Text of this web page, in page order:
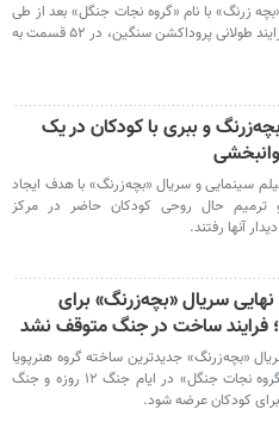
زرنگ» با نام «گروه نجات جنگل» بعد از طی
کردن فرایند طولانی پروداکشن سنگین، در ۵۲ قسمت به
و ببری با کودکان در یک
سینمایی و سریال «بچه‌زرنگ» با هدف ایجاد
ترمیم حال روحی کودکان حاضر در مرکز
آنها رفتند.
سریال «بچه‌زرنگ» برای
ساخت در جنگ متوقف نشد
«بچه‌زرنگ» جدیدترین ساخته گروه هنرپویا
با نام «گروه نجات جنگل» در ایام جنگ ۱۲ روزه و جنگ
کودکان عرضه شود.